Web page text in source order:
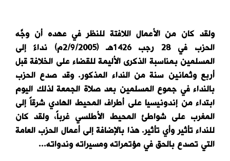
ولقد كان من الأعمال اللافتة للنظر في عهده أن وجَّه
الحزب في 28 رجب 1426هـ (2/9/2005م) نداءً إلى
المسلمين بمناسبة الذكرى الأليمة للقضاء على الخلافة قبل
أربع وثمانين سنة من النداء المذكور. وقد صدع الحزب
بالنداء في جموع المسلمين بعد صلاة الجمعة لذلك اليوم
ابتداء من إندونيسيا على أطراف المحيط الهادي شرقاً إلى
المغرب على شواطئ المحيط الأطلسي غرباً، ولقد كان
للنداء تأثير وأي تأثير. هذا بالإضافة إلى أعمال الحزب العامة
التي تصدع بالحق في مؤتمراته ومسيراته وندواته...